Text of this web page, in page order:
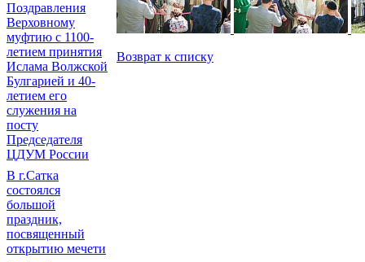
Поздравления
Верховному
муфтию с 1100-
летием принятия
Ислама Волжской
Булгарией и 40-
летием его
служения на
посту
Председателя
ЦДУМ России
В г.Сатка
состоялся
большой
праздник,
посвященный
открытию мечети
Возврат к списку